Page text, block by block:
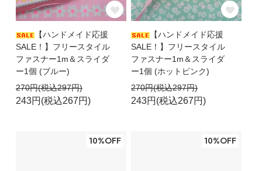
【ハンドメイド応援
SALE！】フリースタイル
ファスナー1m＆スライダ
ー1個 (ブルー)
270円(税込297円)
243円(税込267円)
【ハンドメイド応援
SALE！】フリースタイル
ファスナー1m＆スライダ
ー1個 (ホットピンク)
270円(税込297円)
243円(税込267円)
10%OFF 10%OFF